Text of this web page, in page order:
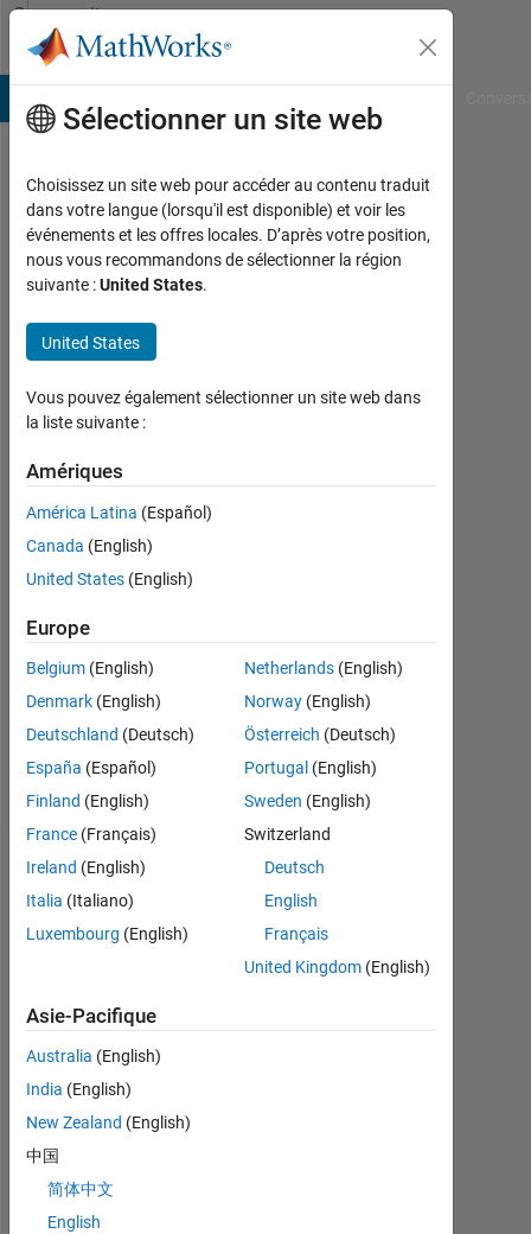
Passer au contenu
Community
Profile
Mani
Ahmadian
seen:
environ
y a
|
depuis
2014
Followers:
0
Following:
Message
Tableau de bord
Statistiques
Cody
CONTRIBUTIONS 10
-2
-1
1
2
3
5
7
8
9 10
16
12
14
-4
Sélectionner un site web
Choisissez un site web pour accéder au contenu traduit
dans votre langue (lorsqu'il est disponible) et voir les
événements et les offres locales. D’après votre position,
nous vous recommandons de sélectionner la région
suivante :United States.
United States
Vous pouvez également sélectionner un site web dans
la liste suivante :
Amériques
América Latina (Español)
Canada (English)
United States (English)
Europe
Belgium (English)
Denmark (English)
Deutschland (Deutsch)
España (Español)
Finland (English)
France (Français)
Ireland (English)
Italia (Italiano)
Luxembourg (English)
Netherlands(English)
Norway(English)
Österreich (Deutsch)
Portugal (English)
Sweden (English)
Switzerland
Deutsch
English
Français
United Kingdom(English)
Asie-Pacifique
Australia (English)
India (English)
New Zealand (English)
中国
简体中文
English